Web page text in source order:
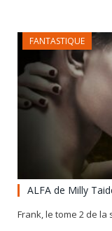
FANTASTIQUE
ALFA de Milly
Frank, le tome 2 de